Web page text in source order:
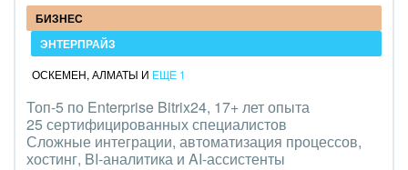
БИЗНЕС
ЭНТЕРПРАЙЗ
ОСКЕМЕН, АЛМАТЫ И ЕЩЕ 1
Топ-5 по Enterprise Bitrix24, 17+ лет опыта
25 сертифицированных специалистов
Сложные интеграции, автоматизация процессов,
хостинг, BI-аналитика и AI-ассистенты